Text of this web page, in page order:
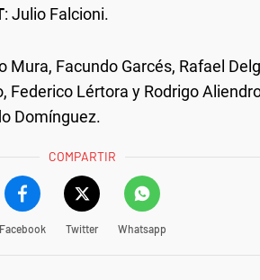
: Julio Falcioni.
Mura, Facundo Garcés, Rafael
Federico Lértora y Rodrigo
Domínguez.
COMPARTIR
Facebook Twitter Whatsapp